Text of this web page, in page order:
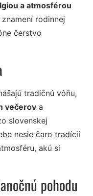
a atmosférou
rodinnej
čerstvo
tradičnú vôňu,
večerov a
slovenskej
nesie čaro tradícií
akú si
pohodu